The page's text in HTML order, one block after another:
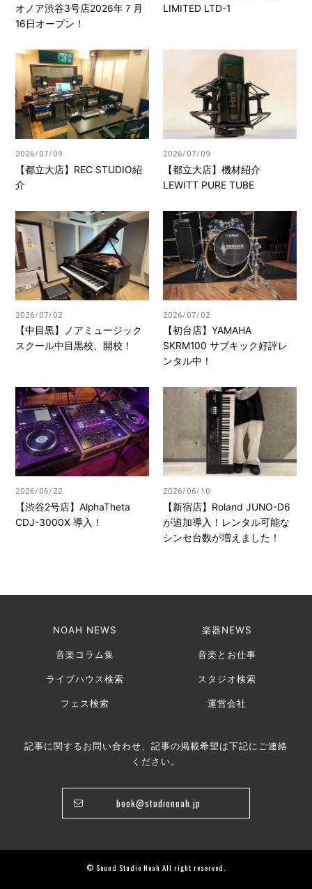
オノア渋谷3号店2026年７月
16日オープン！
LIMITED LTD-1
2026/07/09
【都立大店】REC STUDIO紹
介
2026/07/09
【都立大店】機材紹介
LEWITT PURE TUBE
2026/07/02
【中目黒】ノアミュージック
スクール中目黒校、開校！
2026/07/02
【初台店】YAMAHA
SKRM100 サブキック好評レ
ンタル中！
2026/06/22
【渋谷2号店】AlphaTheta
CDJ-3000X 導入！
2026/06/10
【新宿店】Roland JUNO-D6
が追加導入！レンタル可能な
シンセ台数が増えました！
NOAH NEWS 楽器NEWS
音楽コラム集 音楽とお仕事
ライブハウス検索 スタジオ検索
フェス検索 運営会社
記事に関するお問い合わせ、記事の掲載希望は下記にご連絡
ください。
book@studionoah.jp
© Sound Studio Noah All right reserved.